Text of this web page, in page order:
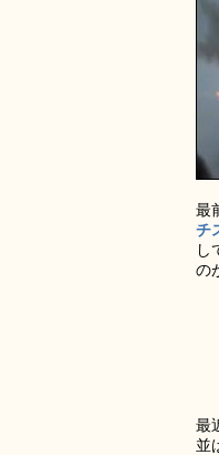
最
チ
し
の
最
並